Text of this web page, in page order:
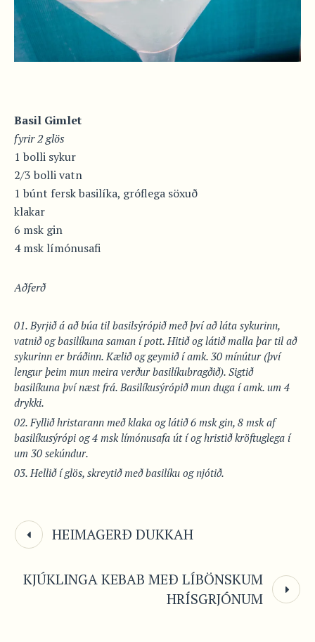
Basil Gimlet
fyrir 2 glös
1 bolli sykur
2/3 bolli vatn
1 búnt fersk basilíka, gróflega söxuð
klakar
6 msk gin
4 msk límónusafi
Aðferð
Byrjið á að búa til basilsýrópið með því að láta sykurinn,
vatnið og basilíkuna saman í pott. Hitið og látið malla þar til að
sykurinn er bráðinn. Kælið og geymið í amk. 30 mínútur (því
lengur þeim mun meira verður basilíkubragðið). Sigtið
basilíkuna því næst frá. Basilíkusýrópið mun duga í amk. um 4
drykki.
Fyllið hristarann með klaka og látið 6 msk gin, 8 msk af
basilíkusýrópi og 4 msk límónusafa út í og hristið kröftuglega í
um 30 sekúndur.
Hellið í glös, skreytið með basilíku og njótið.
HEIMAGERÐ DUKKAH
KJÚKLINGA KEBAB MEÐ LÍBÖNSKUM
HRÍSGRJÓNUM